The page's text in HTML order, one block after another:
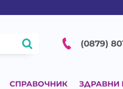
(0879)
СПРАВОЧНИК ЗДРАВНИ